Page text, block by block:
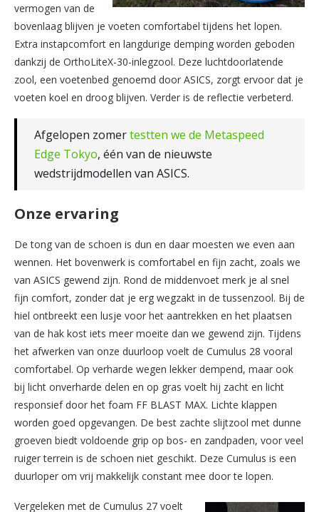
vermogen van de
bovenlaag blijven je voeten comfortabel tijdens het lopen.
Extra instapcomfort en langdurige demping worden geboden
dankzij de OrthoLiteX-30-inlegzool. Deze luchtdoorlatende
zool, een voetenbed genoemd door ASICS, zorgt ervoor dat je
voeten koel en droog blijven. Verder is de reflectie verbeterd.
Afgelopen zomertestten we de Metaspeed
Edge Tokyo, één van de nieuwste
wedstrijdmodellen van ASICS.
Onze ervaring
De tong van de schoen is dun en daar moesten we even aan
wennen. Het bovenwerk is comfortabel en fijn zacht, zoals we
van ASICS gewend zijn. Rond de middenvoet merk je al snel
fijn comfort, zonder dat je erg wegzakt in de tussenzool. Bij de
hiel ontbreekt een lusje voor het aantrekken en het plaatsen
van de hak kost iets meer moeite dan we gewend zijn. Tijdens
het afwerken van onze duurloop voelt de Cumulus 28 vooral
comfortabel. Op verharde wegen lekker dempend, maar ook
bij licht onverharde delen en op gras voelt hij zacht en licht
responsief door het foam FF BLAST MAX. Lichte klappen
worden goed opgevangen. De best zachte slijtzool met dunne
groeven biedt voldoende grip op bos- en zandpaden, voor veel
ruiger terrein is de schoen niet geschikt. Deze Cumulus is een
duurloper om vrij makkelijk constant mee door te lopen.
Vergeleken met de Cumulus 27 voelt